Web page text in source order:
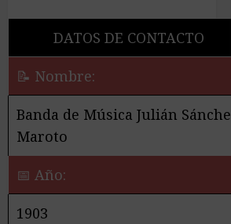
DATOS DE CONTACTO
📝 Nombre:
Banda de Música Julián Sánchez
Maroto
📅 Año:
1903